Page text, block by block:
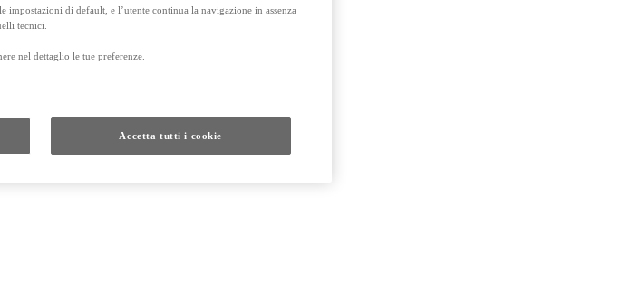
impostazioni di default, e l’utente continua la navigazione in assenza
tecnici.
nel dettaglio le tue preferenze.
Accetta tutti i cookie